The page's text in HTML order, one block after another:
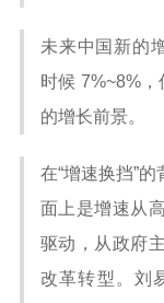
未来中国新的
时候 7%~8%
的增长前景。
在“增速换挡”
面上是增速从
驱动，从政府
改革转型。刘